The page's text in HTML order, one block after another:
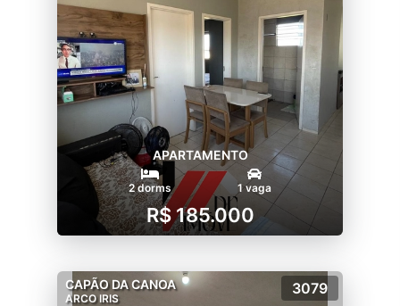
APARTAMENTO
2 dorms 1 vaga
R$ 185.000
CAPÃO DA CANOA
ARCO IRIS
3079